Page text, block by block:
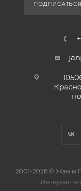
2001-2026 © Жан и
Интернет-